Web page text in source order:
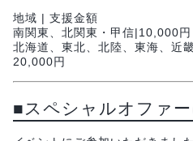
地域 | 支援金額
南関東、北関東・甲信|10,000円
北海道、東北、北陸、東海、近
20,000円
■スペシャルオファ